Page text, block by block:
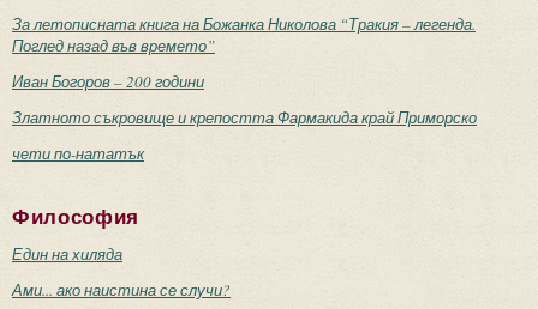
За летописната книга на Божанка Николова “Тракия – легенда.
Поглед назад във времето”
Иван Богоров – 200 години
Златното съкровище и крепостта Фармакида край Приморско
чети по-нататък
Философия
Един на хиляда
Ами... ако наистина се случи?